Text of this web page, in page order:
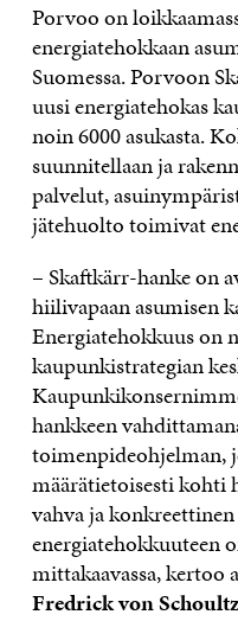
Porvoo on
energiatehokkaan
Suomessa. Porvoon
uusi energiatehokas
noin 6000 asukasta.
suunnitellaan ja
palvelut,
jätehuolto toimivat
– Skaftkärr-hanke on
hiilivapaan asumisen
Energiatehokkuus on
kaupunkistrategian
hankkeen
toimenpideohjelman,
määrätietoisesti kohti
vahva ja
energiatehokkuuteen
mittakaavassa,
Fredrick von Schoultz